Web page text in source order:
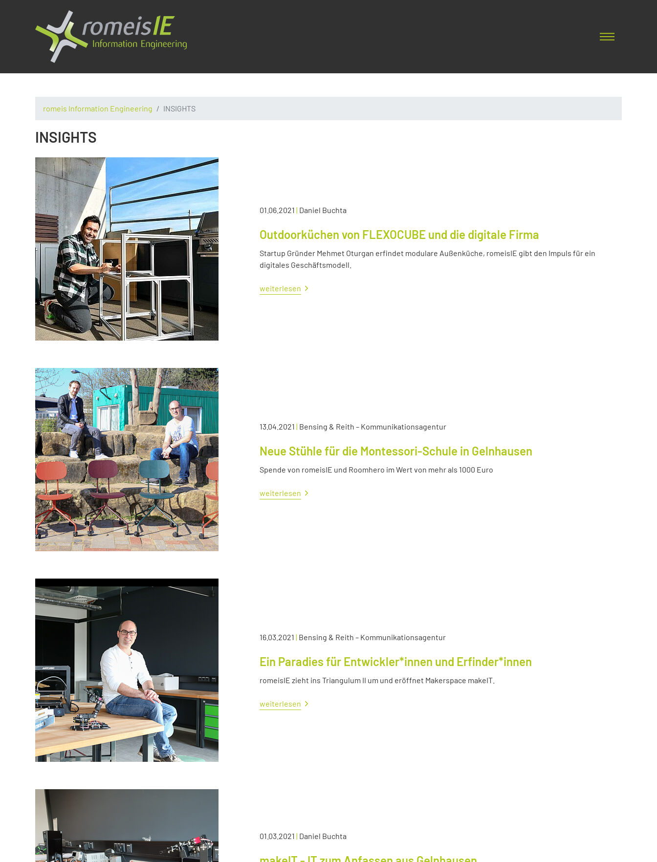
romeis Information Engineering INSIGHTS
INSIGHTS
01.06.2021 | Daniel Buchta
Outdoorküchen von FLEXOCUBE und die digitale Firma
Startup Gründer Mehmet Oturgan erfindet modulare Außenküche, romeisIE gibt den Impuls für ein
digitales Geschäftsmodell.
weiterlesen
13.04.2021 | Bensing & Reith – Kommunikationsagentur
Neue Stühle für die Montessori-Schule in Gelnhausen
Spende von romeisIE und Roomhero im Wert von mehr als 1000 Euro
weiterlesen
16.03.2021 | Bensing & Reith – Kommunikationsagentur
Ein Paradies für Entwickler*innen und Erfinder*innen
romeisIE zieht ins Triangulum II um und eröffnet Makerspace makeIT.
weiterlesen
01.03.2021 | Daniel Buchta